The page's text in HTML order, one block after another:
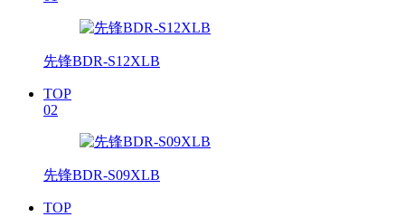
先锋BDR-S12XLB
TOP
02
先锋BDR-S09XLB
TOP